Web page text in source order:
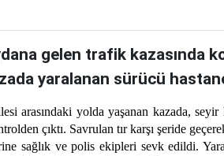
gelen trafik kazasında
yaralanan sürücü
arasındaki yolda yaşanan kazada, seyir
çıktı. Savrulan tır karşı şeride
sağlık ve polis ekipleri sevk edildi.